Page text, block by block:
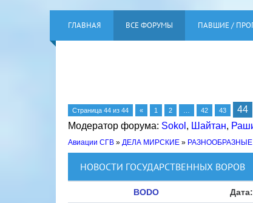
ГЛАВНАЯ ВСЕ ФОРУМЫ ПАВШИЕ /
Страница 44 из 44 « 1 2 42 43
44
Модератор форума: Sokol , Шайтан,
Авиации СГВ » ДЕЛА МИРСКИЕ »
НОВОСТИ ГОСУДАРСТВЕННЫХ ВОРОВ
BODO